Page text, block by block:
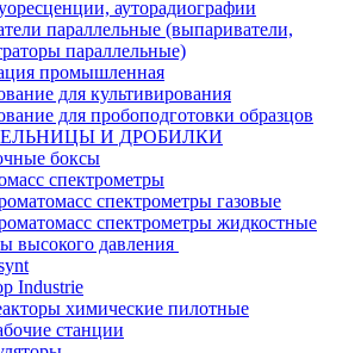
ауторадиографии
параллельные (выпариватели,
параллельные)
промышленная
для культивирования
для пробоподготовки образцов
И ДРОБИЛКИ
боксы
спектрометры
спектрометры газовые
спектрометры жидкостные
высокого давления
Industrie
химические пилотные
станции